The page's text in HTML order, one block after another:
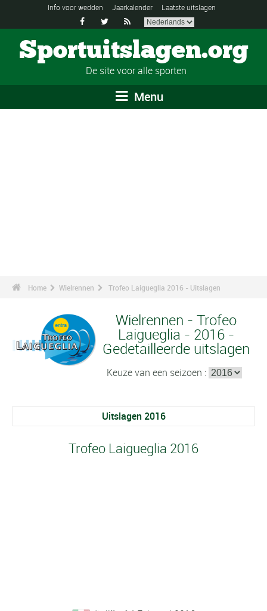
Info voor wedden Jaarkalender Laatste uitslagen
  
Sportuitslagen.org
De site voor alle sporten
Menu
Home Wielrennen Trofeo Laigueglia 2016 - Uitslagen
Wielrennen - Trofeo
Laigueglia - 2016 -
Gedetailleerde uitslagen
Keuze van een seizoen :
Uitslagen 2016
Trofeo Laigueglia 2016